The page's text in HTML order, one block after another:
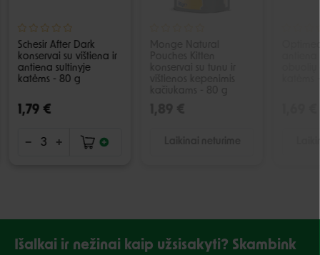
Schesir After Dark
konservai su vištiena ir
antiena sultinyje
katėms - 80 g
1,79 €
Išalkai ir nežinai kaip užsisakyti? Skambink